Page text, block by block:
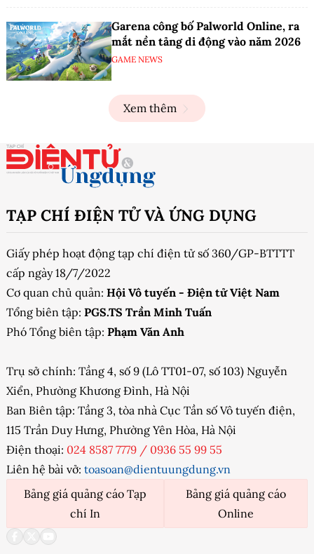
Garena công bố Palworld Online, ra
mắt nền tảng di động vào năm 2026
GAME NEWS
Xem thêm
TẠP CHÍ ĐIỆN TỬ VÀ ỨNG DỤNG
Giấy phép hoạt động tạp chí điện tử số 360/GP-BTTTT
cấp ngày 18/7/2022
Cơ quan chủ quản: Hội Vô tuyến - Điện tử Việt Nam
Tổng biên tập: PGS.TS Trần Minh Tuấn
Phó Tổng biên tập: Phạm Văn Anh
Trụ sở chính: Tầng 4, số 9 (Lô TT01-07, số 103) Nguyễn
Xiển, Phường Khương Đình, Hà Nội
Ban Biên tập: Tầng 3, tòa nhà Cục Tần số Vô tuyến điện,
115 Trần Duy Hưng, Phường Yên Hòa, Hà Nội
Điện thoại: 024 8587 7779 / 0936 55 99 55
Liên hệ bài vở: toasoan@dientuungdung.vn
Bảng giá quảng cáo Tạp
chí In
Bảng giá quảng cáo
Online